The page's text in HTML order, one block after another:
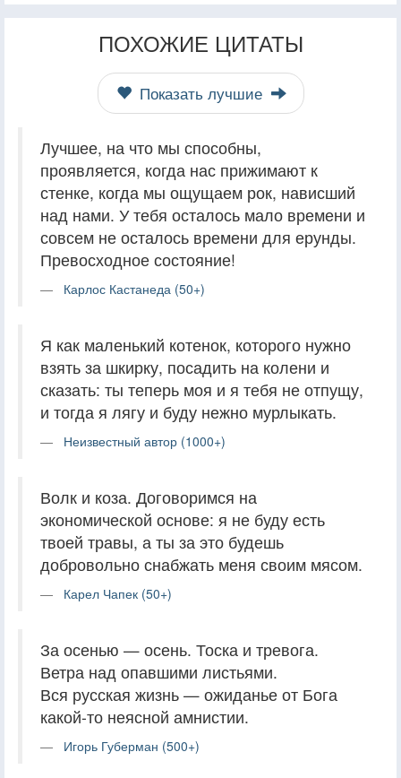
ПОХОЖИЕ ЦИТАТЫ
Показать лучшие
Лучшее, на что мы способны,
проявляется, когда нас прижимают к
стенке, когда мы ощущаем рок, нависший
над нами. У тебя осталось мало времени и
совсем не осталось времени для ерунды.
Превосходное состояние!
Карлос Кастанеда (50+)
Я как маленький котенок, которого нужно
взять за шкирку, посадить на колени и
сказать: ты теперь моя и я тебя не отпущу,
и тогда я лягу и буду нежно мурлыкать.
Неизвестный автор (1000+)
Волк и коза. Договоримся на
экономической основе: я не буду есть
твоей травы, а ты за это будешь
добровольно снабжать меня своим мясом.
Карел Чапек (50+)
За осенью — осень. Тоска и тревога.
Ветра над опавшими листьями.
Вся русская жизнь — ожиданье от Бога
какой-то неясной амнистии.
Игорь Губерман (500+)